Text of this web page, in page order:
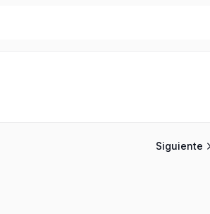
Siguiente